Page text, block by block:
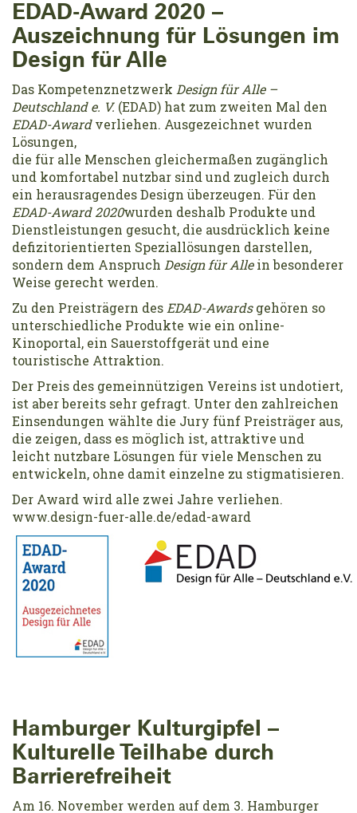
EDAD-Award 2020 –
Auszeichnung für Lösungen im
Design für Alle
Das Kompetenznetzwerk Design für Alle –
Deutschland e. V. (EDAD) hat zum zweiten Mal den
EDAD-Awardverliehen. Ausgezeichnet wurden
Lösungen,
die für alle Menschen gleichermaßen zugänglich
und komfortabel nutzbar sind und zugleich durch
ein herausragendes Design überzeugen. Für den
EDAD-Award 2020wurden deshalb Produkte und
Dienstleistungen gesucht, die ausdrücklich keine
defizitorientierten Speziallösungen darstellen,
sondern dem Anspruch Design für Allein besonderer
Weise gerecht werden.
Zu den Preisträgern des EDAD-Awardsgehören so
unterschiedliche Produkte wie ein online-
Kinoportal, ein Sauerstoffgerät und eine
touristische Attraktion.
Der Preis des gemeinnützigen Vereins ist undotiert,
ist aber bereits sehr gefragt. Unter den zahlreichen
Einsendungen wählte die Jury fünf Preisträger aus,
die zeigen, dass es möglich ist, attraktive und
leicht nutzbare Lösungen für viele Menschen zu
entwickeln, ohne damit einzelne zu stigmatisieren.
Der Award wird alle zwei Jahre verliehen.
www.design-fuer-alle.de/edad-award
Hamburger Kulturgipfel –
Kulturelle Teilhabe durch
Barrierefreiheit
Am 16. November werden auf dem 3. Hamburger